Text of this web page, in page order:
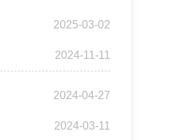
2025-03-02
2024-11-11
2024-04-27
2024-03-11